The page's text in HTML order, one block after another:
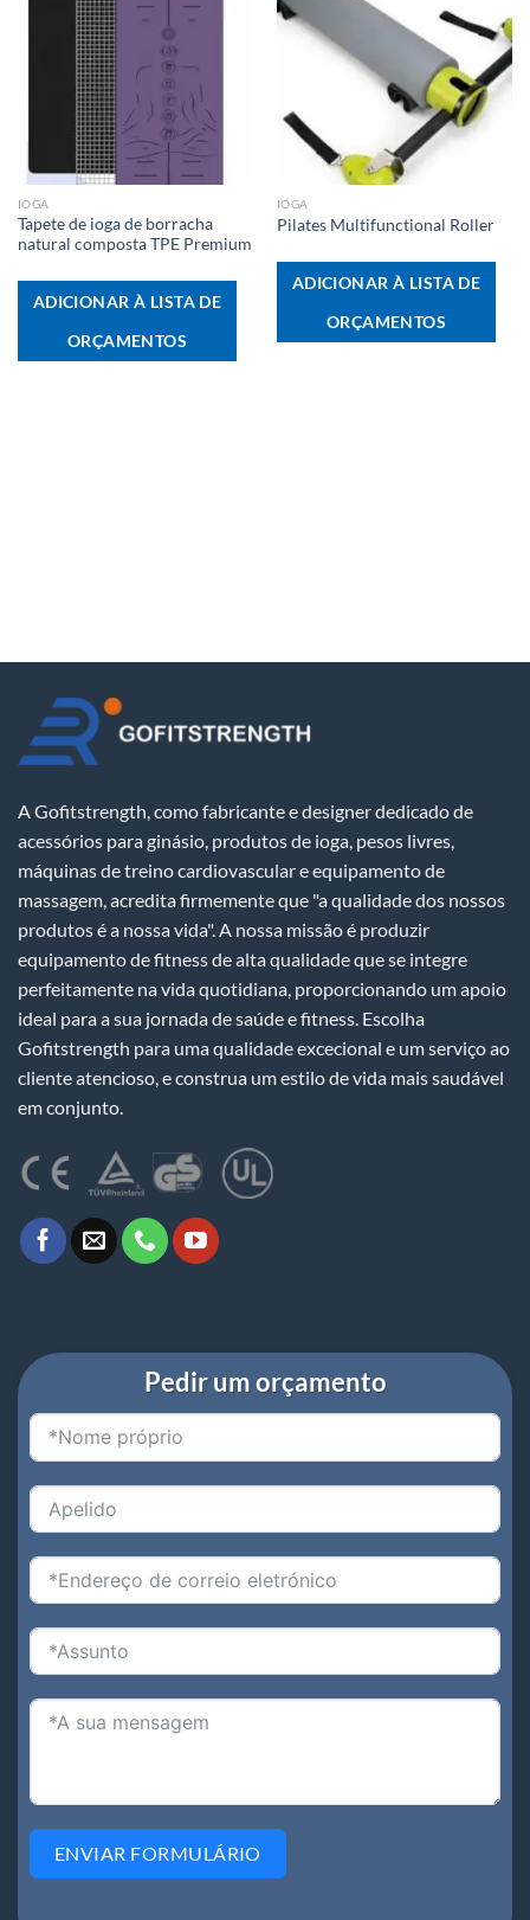
IOGA
Tapete de ioga de borracha
natural composta TPE Premium
ADICIONAR À LISTA DE
ORÇAMENTOS
IOGA
Pilates Multifunctional Roller
ADICIONAR À LISTA DE
ORÇAMENTOS
A Gofitstrength, como fabricante e designer dedicado de
acessórios para ginásio, produtos de ioga, pesos livres,
máquinas de treino cardiovascular e equipamento de
massagem, acredita firmemente que "a qualidade dos nossos
produtos é a nossa vida". A nossa missão é produzir
equipamento de fitness de alta qualidade que se integre
perfeitamente na vida quotidiana, proporcionando um apoio
ideal para a sua jornada de saúde e fitness. Escolha
Gofitstrength para uma qualidade excecional e um serviço ao
cliente atencioso, e construa um estilo de vida mais saudável
em conjunto.
Pedir um orçamento
ENVIAR FORMULÁRIO